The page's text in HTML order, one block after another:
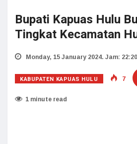
Bupati Kapuas Hulu
Tingkat Kecamatan
Monday, 15 January 2024. Jam: 22:20
KABUPATEN KAPUAS HULU 7
1 minute read